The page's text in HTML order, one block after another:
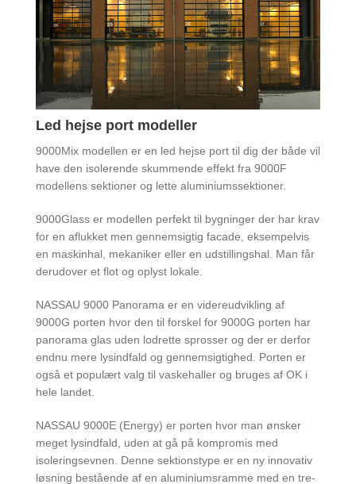
Led hejse port modeller
9000Mix modellen er en led hejse port til dig der både vil
have den isolerende skummende effekt fra 9000F
modellens sektioner og lette aluminiumssektioner.
9000Glass er modellen perfekt til bygninger der har krav
for en aflukket men gennemsigtig facade, eksempelvis
en maskinhal, mekaniker eller en udstillingshal. Man får
derudover et flot og oplyst lokale.
NASSAU 9000 Panorama er en videreudvikling af
9000G porten hvor den til forskel for 9000G porten har
panorama glas uden lodrette sprosser og der er derfor
endnu mere lysindfald og gennemsigtighed. Porten er
også et populært valg til vaskehaller og bruges af OK i
hele landet.
NASSAU 9000E (Energy) er porten hvor man ønsker
meget lysindfald, uden at gå på kompromis med
isoleringsevnen. Denne sektionstype er en ny innovativ
løsning bestående af en aluminiumsramme med en tre-